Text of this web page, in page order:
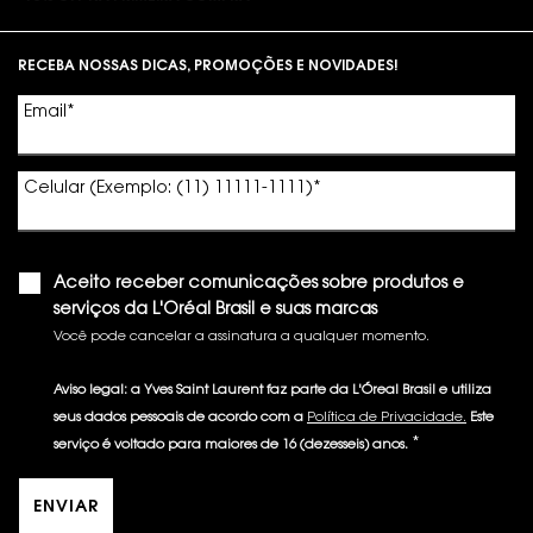
RECEBA NOSSAS DICAS, PROMOÇÕES E NOVIDADES!
Email *
Celular (Exemplo: (11) 11111-1111) *
Aceito receber comunicações sobre produtos e
serviços da L'Oréal Brasil e suas marcas
Você pode cancelar a assinatura a qualquer momento.​
Aviso legal: a Yves Saint Laurent faz parte da L'Óreal Brasil e utiliza
seus dados pessoais de acordo com a Política de Privacidade. Este
serviço é voltado para maiores de 16 (dezesseis) anos. *
ENVIAR